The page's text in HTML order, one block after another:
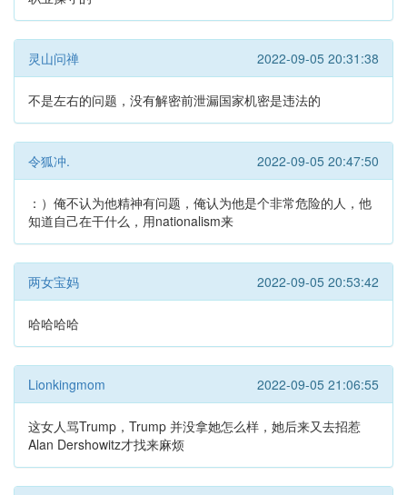
灵山问禅 2022-09-05 20:31:38
不是左右的问题，没有解密前泄漏国家机密是违法的
令狐冲. 2022-09-05 20:47:50
：）俺不认为他精神有问题，俺认为他是个非常危险的人，他
知道自己在干什么，用nationalism来
两女宝妈 2022-09-05 20:53:42
哈哈哈哈
Lionkingmom 2022-09-05 21:06:55
这女人骂Trump，Trump 并没拿她怎么样，她后来又去招惹
Alan Dershowitz才找来麻烦